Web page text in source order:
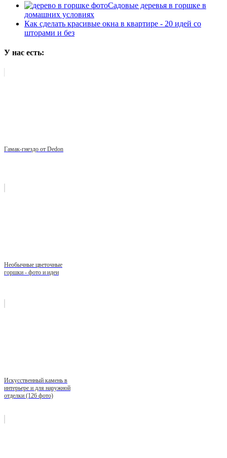
Садовые деревья в горшке в
домашних условиях
Как сделать красивые окна в квартире - 20 идей со
шторами и без
У нас есть:
Гамак-гнездо от Dedon
Необычные цветочные
горшки - фото и идеи
Искусственный камень в
интерьере и для наружной
отделки (126 фото)